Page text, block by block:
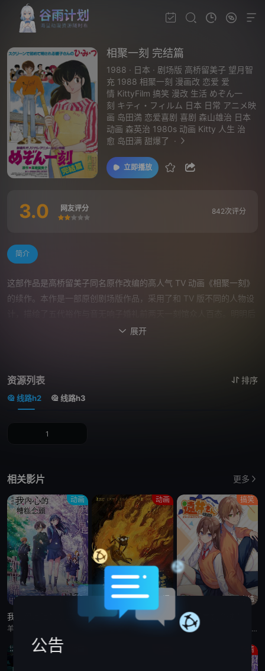
相聚一刻 完结篇
1988 · 日本 · 剧场版 高桥留美子 望月智
充 1988 相聚一刻 漫画改 恋爱 爱
情 KittyFilm 搞笑 漫改 生活 めぞん一
刻 キティ・フィルム 日本 日常 アニメ映
画 岛田満 恋爱喜剧 喜剧 森山雄治 日本
动画 森英治 1980s 动画 Kitty 人生 治
愈 岛田满 甜爆了
·
立即播放
3.0 网友评分
很差较差还行
推荐
力荐
842次评分
简介
这部作品是高桥留美子同名原作改编的高人气 TV 动画《相聚一刻》
的续作。本作是一部原创剧场版作品，采用了和 TV 版不同的人物设
天就是婚礼了，可一刻馆里宴会却还在继续。五代在一之濑、四谷、
有回来。听说这几天她似乎一直在等某个人的来信，五代不禁担心起
て、五代裕作と音无响子の挙式を２日后に控えた一刻馆の人々を描
に无理矢理诱われ、参加していた五代だが、次第に落ち着かなくな
ってきていた。めぞん一刻の管理人にして、五代の恋人・响子の帰
りが遅いのである。ここ数日、谁かからの手纸を待っていた様子だ
ったと闻いて、心配になる五代。そこへ、五代に思いを寄せていた
矢神がやってきて…。
 展开
资源列表 排序
线路h2 线路h3
1
相关影片 更多
动画
HD中字
我心里危险的东西剧场版
羊宫妃那,堀江瞬
动画
HD国语
燃比娃
杨皓宇,周迅,贝伊勒,康春雷
搞笑
已完结
ジェル,丰崎爱生,内田雄马,佐仓绫音,寺岛惇太,石见舞菜香,子安武人
爱情
公告